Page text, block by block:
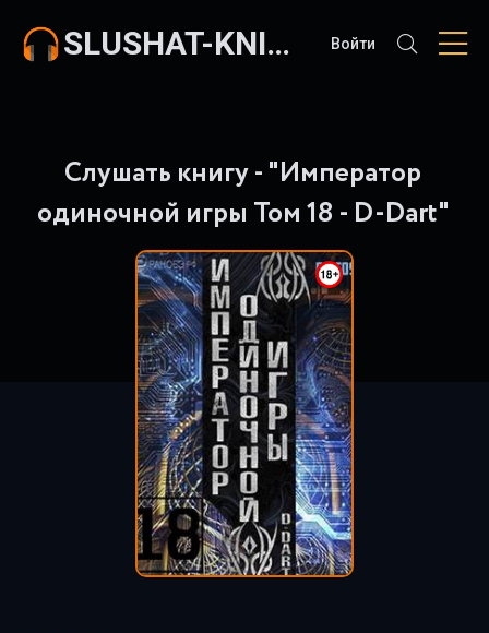
SLUSHAT-KNIGI.COM Войти
Слушать книгу - "Император
одиночной игры Том 18 - D-Dart"